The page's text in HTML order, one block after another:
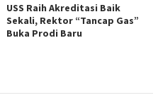
USS Raih Akreditasi Baik
Sekali, Rektor “Tancap Gas”
Buka Prodi Baru